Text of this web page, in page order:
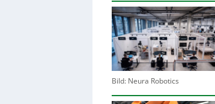
Bild: Neura Robotics